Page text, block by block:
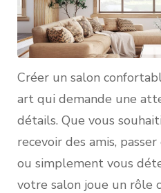
Créer un salon
art qui demande une
détails. Que vous
recevoir des amis,
ou simplement vous
votre salon joue un rôle